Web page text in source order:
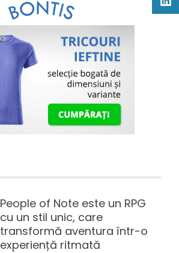
People of Note este un RPG
cu un stil unic, care
transformă aventura într-o
experiență ritmată